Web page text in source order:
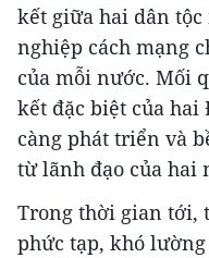
kết giữa hai dân tộc
nghiệp cách mạng
của mỗi nước. Mối
kết đặc biệt của hai
càng phát triển và
từ lãnh đạo của hai
Trong thời gian tới,
phức tạp, khó